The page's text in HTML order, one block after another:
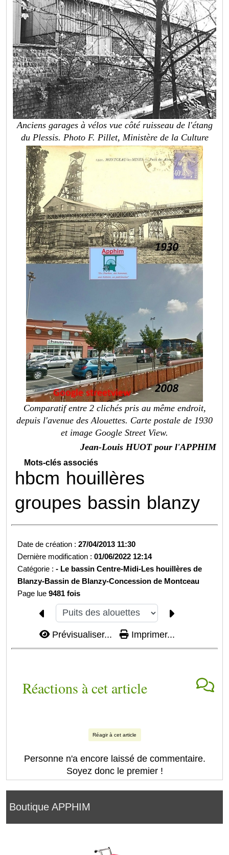
Boutique APPHIM
Anciens garages à vélos vue côté ruisseau de l'étang
du Plessis. Photo F. Pillet, Ministère de la Culture
Comparatif entre 2 clichés pris au même endroit,
depuis l'avenue des Alouettes. Carte postale de 1930
et image Google Street View.
Jean-Louis HUOT pour l'APPHIM
Mots-clés associés
hbcm houillères
groupes bassin blanzy
Date de création :27/04/2013 11:30
Dernière modification :01/06/2022 12:14
Catégorie :- Le bassin Centre-Midi-Les houillères de
Blanzy-Bassin de Blanzy-Concession de Montceau
Page lue9481 fois
Prévisualiser... Imprimer...
Réactions à cet article
Réagir à cet article
Personne n'a encore laissé de commentaire.
Soyez donc le premier !